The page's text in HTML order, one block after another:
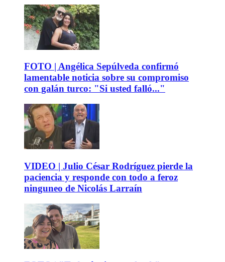
FOTO | Angélica Sepúlveda confirmó
lamentable noticia sobre su compromiso
con galán turco: "Si usted falló..."
VIDEO | Julio César Rodríguez pierde la
paciencia y responde con todo a feroz
ninguneo de Nicolás Larraín